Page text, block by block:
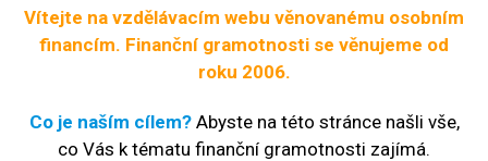
Vítejte na vzdělávacím webu věnovanému osobním
financím. Finanční gramotnosti se věnujeme od
roku 2006.
Co je naším cílem?Abyste na této stránce našli vše,
co Vás k tématu finanční gramotnosti zajímá.